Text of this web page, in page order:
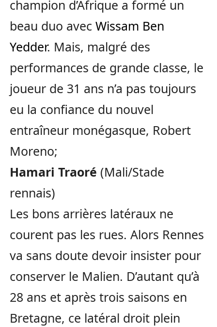
champion d’Afrique a formé un
beau duo avec Wissam Ben
Yedder. Mais, malgré des
performances de grande classe, le
joueur de 31 ans n’a pas toujours
eu la confiance du nouvel
entraîneur monégasque, Robert
Moreno;
Hamari Traoré (Mali/Stade
rennais)
Les bons arrières latéraux ne
courent pas les rues. Alors Rennes
va sans doute devoir insister pour
conserver le Malien. D’autant qu’à
28 ans et après trois saisons en
Bretagne, ce latéral droit plein